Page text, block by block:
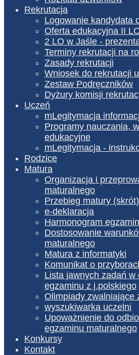
Rekrutacja
Logowanie kandydata
Oferta edukacyjna II
2 LO w Jaśle -
Terminy rekrutacji na
Zasady rekrutacji
Wniosek do rekrutacji
Zestaw Podręczników
Dyżury komisji
Uczeń
mLegitymacja
Programy nauczania,
edukacyjne
mLegitymacja -
Rodzice
Matura
Organizacja i
maturalnego
Przebieg matury
e-deklaracja
Harmonogram
Dostosowanie
maturalnego
Matura z informatyki
Komunikat o
Lista jawnych zadań w
egzaminu z j.polskiego
Olimpiady zwalniające
wyszukiwarka uczelni
Upoważnienie do
egzaminu maturalnego
Konkursy
Kontakt